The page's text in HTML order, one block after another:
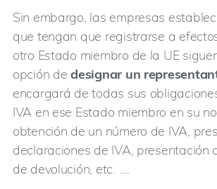
Sin embargo, las empresas
que tengan que registrarse a
otro Estado miembro de la UE
opción dedesignar un
encargará de todas sus
IVA en ese Estado miembro en su
obtención de un número de IVA,
declaraciones de IVA, presentación
de devolución, etc. ….